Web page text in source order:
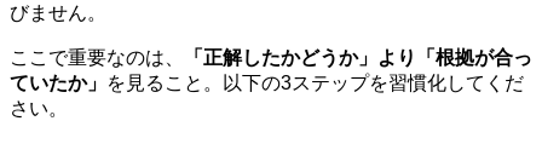
びません。
ここで重要なのは、
「正解したかどうか」より「根拠が合っ
ていたか」 を見ること。以下の3ステップを習慣化してくだ
さい。